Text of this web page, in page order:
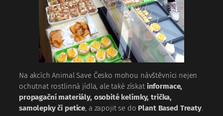
Na akcích Animal Save Česko mohou návštěvníci nejen
ochutnat rostlinná jídla, ale také získat informace,
propagační materiály, osobité kelímky, trička,
samolepky či petice, a zapojit se do Plant Based Treaty.